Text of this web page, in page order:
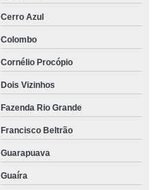
Cerro Azul
Colombo
Cornélio Procópio
Dois Vizinhos
Fazenda Rio Grande
Francisco Beltrão
Guarapuava
Guaíra